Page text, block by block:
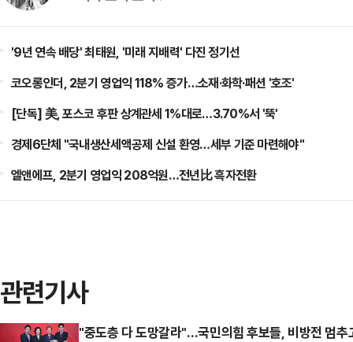
'9년 연속 배당' 최태원, '미래 지배력' 다진 정기선
코오롱인더, 2분기 영업익 118% 증가…소재·화학·패션 '호조'
[단독] 美, 포스코 후판 상계관세 1%대로…3.70%서 '뚝'
경제6단체 "국내생산세액공제 신설 환영…세부 기준 마련해야"
엘앤에프, 2분기 영업익 208억원…전년比 흑자전환
관련기사
"중도층 다 도망갈라"…국민의힘 후보들, 비방전 멈